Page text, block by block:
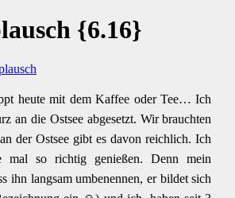
{6.16}
heute mit dem Kaffee oder Tee… Ich
an die Ostsee abgesetzt. Wir brauchten
der Ostsee gibt es davon reichlich. Ich
mal so richtig genießen. Denn mein
ihn langsam umbenennen, er bildet sich